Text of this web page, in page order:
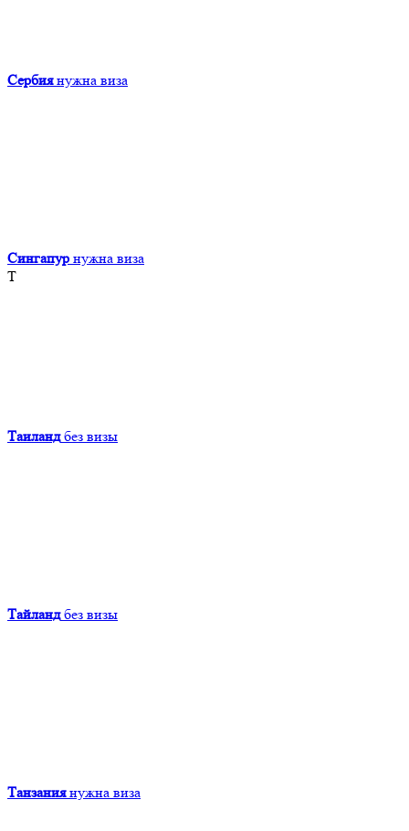
Сербия нужна виза
Сингапур нужна виза
Т
Таиланд без визы
Тайланд без визы
Танзания нужна виза